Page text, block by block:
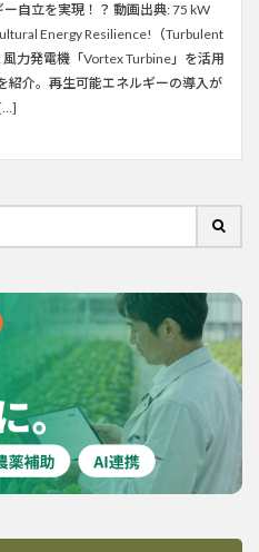
自立を実現！？ 動画出典: 75 kW
Energy Resilience!（Turbulent
力発電機「Vortex Turbine」を活用
紹介。再生可能エネルギーの導入が